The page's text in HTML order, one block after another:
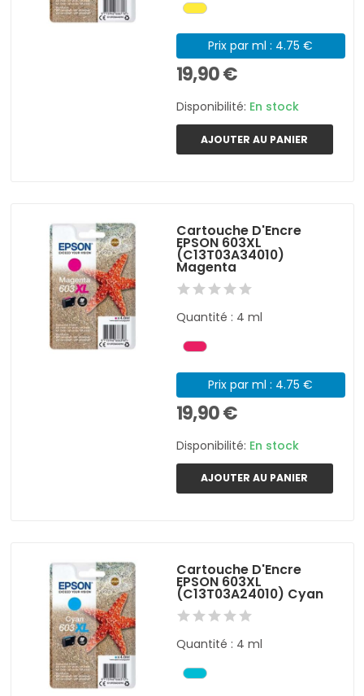
Prix par ml : 4.75 €
19,90 €
Disponibilité: En stock
AJOUTER AU PANIER
Cartouche D'Encre
EPSON 603XL
(C13T03A34010)
Magenta
Quantité : 4 ml
Prix par ml : 4.75 €
19,90 €
Disponibilité: En stock
AJOUTER AU PANIER
Cartouche D'Encre
EPSON 603XL
(C13T03A24010) Cyan
Quantité : 4 ml